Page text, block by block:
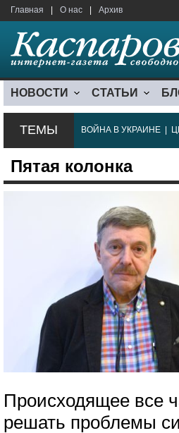
Главная О нас Архив
НОВОСТИ СТАТЬИ
ТЕМЫ ВОЙНА В УКРАИНЕ
Пятая колонка
Происходящее все
решать проблемы